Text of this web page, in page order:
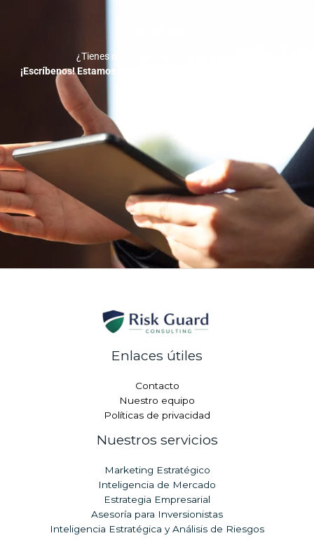
¿Tienes dudas o quieres empezar ya?
¡Escríbenos! Estamos a solo un mensaje de ayudarte a crecer.
Enlaces útiles
Contacto
Nuestro equipo
Políticas de privacidad
Nuestros servicios
Marketing Estratégico
Inteligencia de Mercado
Estrategia Empresarial
Asesoría para Inversionistas
Inteligencia Estratégica y Análisis de Riesgos